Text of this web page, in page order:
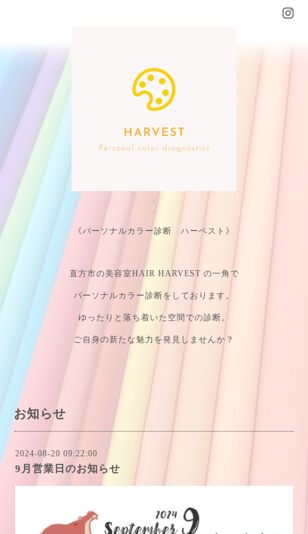
.
.
《パーソナルカラー診断 ハーベスト》
直方市の美容室HAIR HARVEST の一角で
パーソナルカラー診断をしております。
ゆったりと落ち着いた空間での診断。
ご自身の新たな魅力を発見しませんか？
お知らせ
2024-08-20 09:22:00
9月営業日のお知らせ